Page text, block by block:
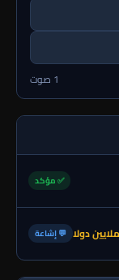
1 صوت
✅ مؤكد
💬 إشاعة